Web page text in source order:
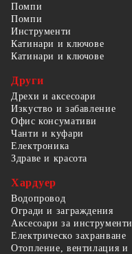
Помпи
Помпи
Инструменти
Катинари и ключове
Катинари и ключове
Други
Дрехи и аксесоари
Изкуство и забавление
Офис консумативи
Чанти и куфари
Електроника
Здраве и красота
Хардуер
Водопровод
Огради и заграждения
Аксесоари за инструменти
Електрическо захранване
Отопление, вентилация и